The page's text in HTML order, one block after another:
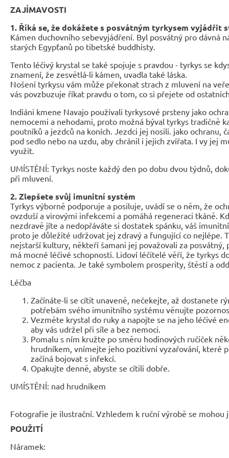
ZAJÍMAVOSTI
1. Říká se, že dokážete s posvátným tyrkysem vyjádřit
Kámen duchovního sebevyjádření. Byl posvátný pro dávná
starých Egypťanů po tibetské buddhisty.
Tento léčivý krystal se také spojuje s pravdou - tyrkys se
znamení, že zesvětlá-li kámen, uvadla také láska.
Nošení tyrkysu vám může překonat strach z mluvení na
vás povzbuzuje říkat pravdu o tom, co si přejete od
Indiáni kmene Navajo používali tyrkysové prsteny jako
nemocemi a nehodami, proto možná býval tyrkys tradičně
poutníků a jezdců na koních. Jezdci jej nosili. jako ochranu,
pod sedlo nebo na uzdu, aby chránil i jejich zvířata. I vy jej
využit.
UMÍSTĚNÍ: Tyrkys noste každý den po dobu dvou týdnů,
při mluvení.
2. Zlepšete svůj imunitní systém
Tyrkys výborně podporuje a posiluje, uvádí se o něm, že
ovzduší a virovými infekcemi a pomáhá regeneraci tkáně.
nezdravě jíte a nedopřáváte si dostatek spánku, váš
proto je důležité udržovat jej zdravý a fungující co nejlépe.
nejstarší kultury, někteří šamani jej považovali za posvátný,
má mocné léčivé schopnosti. Lidoví léčitelé věří, že tyrkys
nemoc z pacienta. Je také symbolem prosperity, štěstí a
Léčba
Začínáte-li se cítit unaveně, nečekejte, až dostanete
potřebám svého imunitního systému věnujte
Vezměte krystal do ruky a napojte se na jeho léčivé
aby vás udržel při síle a bez nemoci.
Pomalu s ním kružte po směru hodinových ručiček
hrudníkem, vnímejte jeho pozitivní vyzařování, které
začíná bojovat s infekcí.
Opakujte denně, abyste se cítili dobře.
UMÍSTĚNÍ: nad hrudníkem
Fotografie je ilustrační. Vzhledem k ruční výrobě se
POUŽITÍ
Náramek: